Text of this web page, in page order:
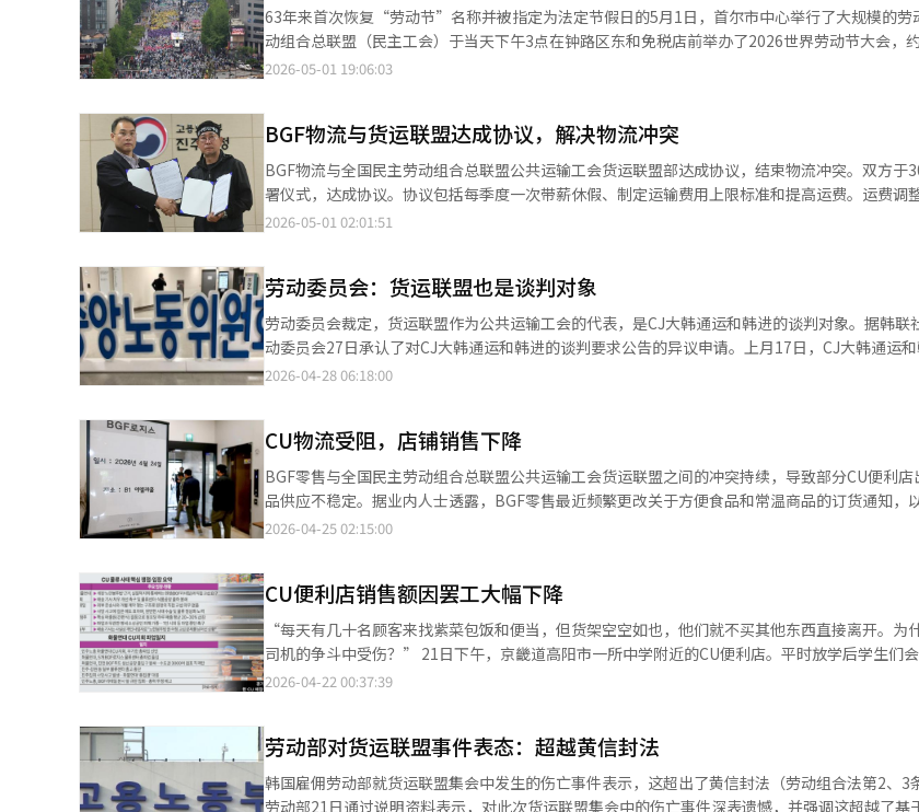
63年来首次恢复“劳动节”名称并被指定为法定节假日的5月1日，首尔市中心举行了大规模的劳
动组合总联盟（民主工会）于当天下午3点在钟路区东和免税店前举办了2026世界劳动节大会，
加。他们从世宗大路十字路口出发，经过乙支路和小公路，进行2.6公里的大规模游行，直至市政
者大会。两大工会共计4.5万人走上街头。非正式工联合斗争也于上午11点在和平市场附近的全泰
游行至东和免税店。此次集会的背景是未解决的劳动现场冲突。特别是货运联盟因近期在晋州物
的工会成员死亡事件，强烈要求改善货运工人的待遇和权利保护。尽管与公司方的实务谈判已紧
雇佣工人的身份保障和安全措施等根本问题仍是产业界的挑战。由于大规模集会和游行，首尔市
避免。警方实施了可变车道并进行绕行指引，但市民的通行不便预计将持续到下午晚些时候。
2026-05-01 19:06:03
BGF物流与货运联盟达成协议，解决物流冲突
BGF物流与全国民主劳动组合总联盟公共运输工会货运联盟部达成协议，结束物流冲突。双方于
署仪式，达成协议。协议包括每季度一次带薪休假、制定运输费用上限标准和提高运费。运费调
件的关键措施。此前，BGF物流与货运联盟因运输单价和工作条件发生冲突，部分物流中心和简
条件方面取得了一定成果。业界关注此次协议能否逐步缓解低运费和长时间劳动的结构性问题。
心和简餐工厂的封锁措施已解除。BGF物流计划逐步恢复商品配送，以镇川物流中心为主，力争
中心和工厂的正常运作。BGF零售也将支持CU店主，检查店铺损失并制定实际支持方案。业界
限制期间的销售损失并扩大促销活动。专家认为，此次事件不仅是劳资冲突，还揭示了流通和物
点。企业需加强物流网络多样化和改善运输人员待遇的策略。BGF物流表示，将以此协议为契机
2026-05-01 02:01:51
劳动委员会：货运联盟也是谈判对象
劳动委员会裁定，货运联盟作为公共运输工会的代表，是CJ大韩通运和韩进的谈判对象。据韩联
动委员会27日承认了对CJ大韩通运和韩进的谈判要求公告的异议申请。上月17日，CJ大韩通运
了货运联盟，货运联盟随后申请更正公告，并获得了公共运输工会的谈判授权。此决定可能影响
事件与劳动委员会程序无关，应分开处理。”※ 本报道经人工智能（AI）系统翻译与编辑。
2026-04-28 06:18:00
CU物流受阻，店铺销售下降
BGF零售与全国民主劳动组合总联盟公共运输工会货运联盟之间的冲突持续，导致部分CU便利
品供应不稳定。据业内人士透露，BGF零售最近频繁更改关于方便食品和常温商品的订货通知，
了紧急调配替代人力和运输车辆，订货方式也有所调整。目前，物流调整导致罗州中心管理的店
品，并建议店铺以高频购买的必需商品为主进行订货，同时提供替代商品清单。尽管采取了这些
混乱。CU加盟店主联合会会长金美妍表示：“订货商品不断变化，正常陈列和运营变得困难。
取代的情况反复出现。”店主损失也逐渐显现。部分地区销售额下降，商品供应不稳定导致客户
便食品占比高的店铺销售额下降尤为明显。此外，由于物流受阻，商品供应时间不确定，库存管
加。店主们表示，在订货和入库时间不稳定的情况下，很难维持适当库存。BGF零售通过其物流
劳动条件的实际主体，但公司坚持认为自己不是合同当事方。目前，BGF物流与货运联盟正在进
但因BGF零售的用户身份认定问题，双方分歧仍在持续。双方决定不公开未来协商的具体内容。
（AI）系统翻译与编辑。
2026-04-25 02:15:00
CU便利店销售额因罢工大幅下降
“每天有几十名顾客来找紫菜包饭和便当，但货架空空如也，他们就不买其他东西直接离开。为
司机的争斗中受伤？” 21日下午，京畿道高阳市一所中学附近的CU便利店。平时放学后学生们
寻找三角紫菜包饭的学生们空手而归，店主叹息着抱怨。CU便利店的加盟店主们面临困境。由于
前抗议，要求公司和政府承担责任。货运联盟自5日起要求改善司机待遇，全面罢工并封锁主要物
他们还封锁了每天生产15万个便捷食品的忠北镇川工厂。全国3000多家CU店铺受到直接影响。公
统，21日上午开始恢复部分首都圈店铺的便捷食品配送，但许多店铺仍面临供应困难。前一天，
2026-04-22 00:37:39
劳动部对货运联盟事件表态：超越黄信封法
韩国雇佣劳动部就货运联盟集会中发生的伤亡事件表示，这超出了黄信封法（劳动组合法第2、3
劳动部21日通过说明资料表示，对此次货运联盟集会中的伤亡事件深表遗憾，并强调这超越了基